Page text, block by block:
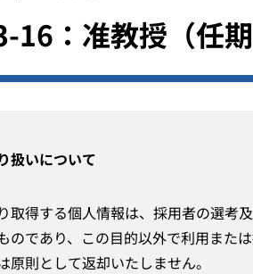
16：准教授（任期
扱いについて
取得する個人情報は、採用者の選考
のであり、この目的以外で利用また
原則として返却いたしません。